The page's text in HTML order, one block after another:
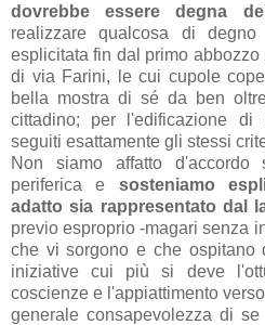
dovrebbe essere degna
realizzare qualcosa di
esplicitata fin dal primo
di via Farini, le cui cupole
bella mostra di sé da ben
cittadino; per l'edificazione di
seguiti esattamente gli stessi
Non siamo affatto
periferica e sosteniamo
adatto sia rappresentato dal
previo esproprio -magari senza
che vi sorgono e che ospitano
iniziative cui più si deve
coscienze e l'appiattimento
generale consapevolezza di